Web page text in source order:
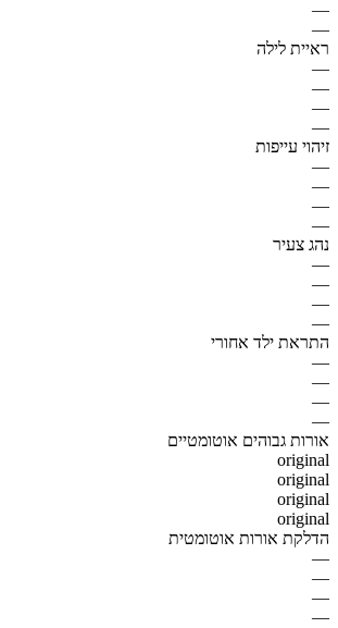
—
—
ראיית לילה
—
—
—
—
זיהוי עייפות
—
—
—
—
נהג צעיר
—
—
—
—
התראת ילד אחורי
—
—
—
—
אורות גבוהים אוטומטיים
original
original
original
original
הדלקת אורות אוטומטית
—
—
—
—